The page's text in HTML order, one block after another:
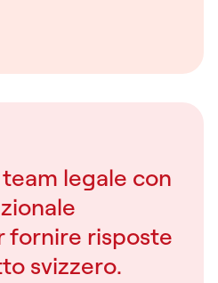
legale con
risposte
svizzero.